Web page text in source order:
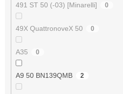
491 ST 50 (-03) [Minarelli] 0
49X QuattronoveX 50 0
A35 0
A9 50 BN139QMB 2